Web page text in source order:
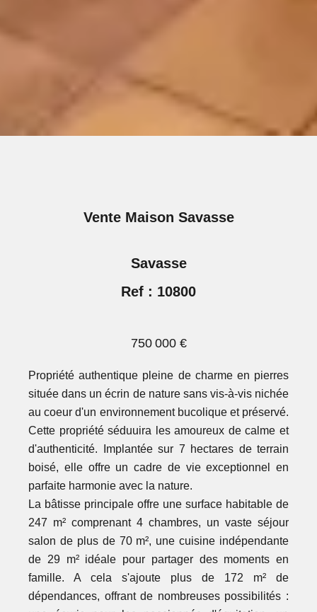
Vente Maison Savasse
Savasse
Ref : 10800
750 000 €
Propriété authentique pleine de charme en pierres
située dans un écrin de nature sans vis-à-vis nichée
au coeur d'un environnement bucolique et préservé.
Cette propriété séduuira les amoureux de calme et
d'authenticité. Implantée sur 7 hectares de terrain
boisé, elle offre un cadre de vie exceptionnel en
parfaite harmonie avec la nature.
La bâtisse principale offre une surface habitable de
247 m² comprenant 4 chambres, un vaste séjour
salon de plus de 70 m², une cuisine indépendante
de 29 m² idéale pour partager des moments en
famille. A cela s'ajoute plus de 172 m² de
dépendances, offrant de nombreuses possibilités :